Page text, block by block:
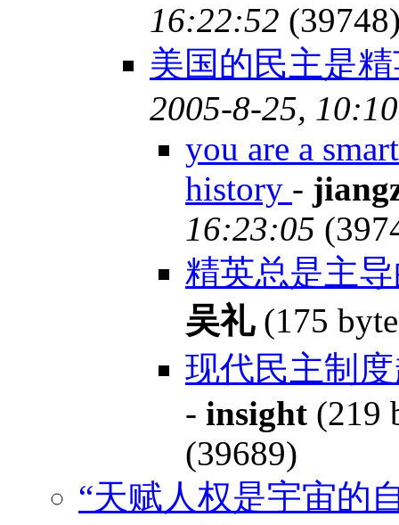
16:22:52
美国的民主是
2005-8-25,
you are a
history -
16:23:05
精英总是主
吴礼(175
现代民主制
- insight (219
(39689)
“天赋人权是宇宙的